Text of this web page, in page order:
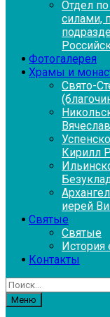
Отдел
силами,
Фотогалерея
Храмы и
Свято-
Кирилл
иерей
Святые
Святые
История
Контакты
Найти:
Меню